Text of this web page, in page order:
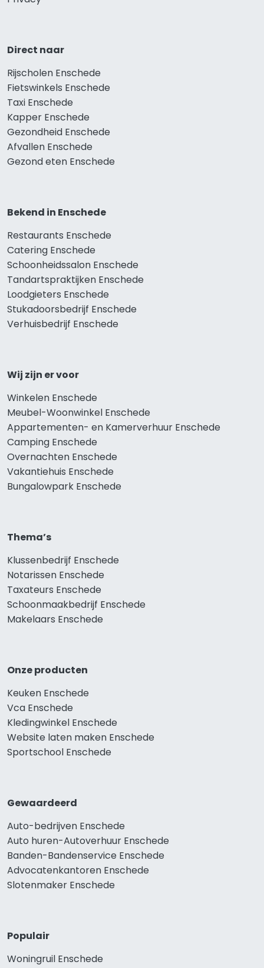
Direct naar
Rijscholen Enschede
Fietswinkels Enschede
Taxi Enschede
Kapper Enschede
Gezondheid Enschede
Afvallen Enschede
Gezond eten Enschede
Bekend in Enschede
Restaurants Enschede
Catering Enschede
Schoonheidssalon Enschede
Tandartspraktijken Enschede
Loodgieters Enschede
Stukadoorsbedrijf Enschede
Verhuisbedrijf Enschede
Wij zijn er voor
Winkelen Enschede
Meubel-Woonwinkel Enschede
Appartementen- en Kamerverhuur Enschede
Camping Enschede
Overnachten Enschede
Vakantiehuis Enschede
Bungalowpark Enschede
Thema’s
Klussenbedrijf Enschede
Notarissen Enschede
Taxateurs Enschede
Schoonmaakbedrijf Enschede
Makelaars Enschede
Onze producten
Keuken Enschede
Vca Enschede
Kledingwinkel Enschede
Website laten maken Enschede
Sportschool Enschede
Gewaardeerd
Auto-bedrijven Enschede
Auto huren-Autoverhuur Enschede
Banden-Bandenservice Enschede
Advocatenkantoren Enschede
Slotenmaker Enschede
Populair
Woningruil Enschede